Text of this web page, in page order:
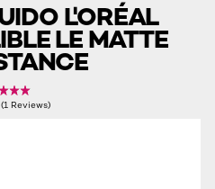
L'ORÉAL
LE MATTE
Reviews)